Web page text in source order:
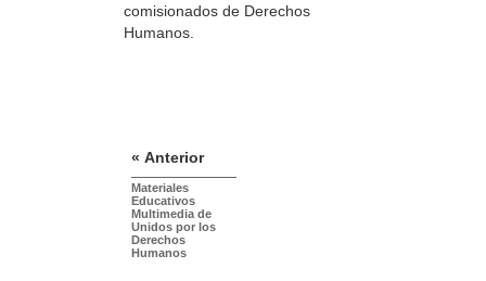
comisionados de Derechos
Humanos.
« Anterior
Materiales
Educativos
Multimedia de
Unidos por los
Derechos
Humanos